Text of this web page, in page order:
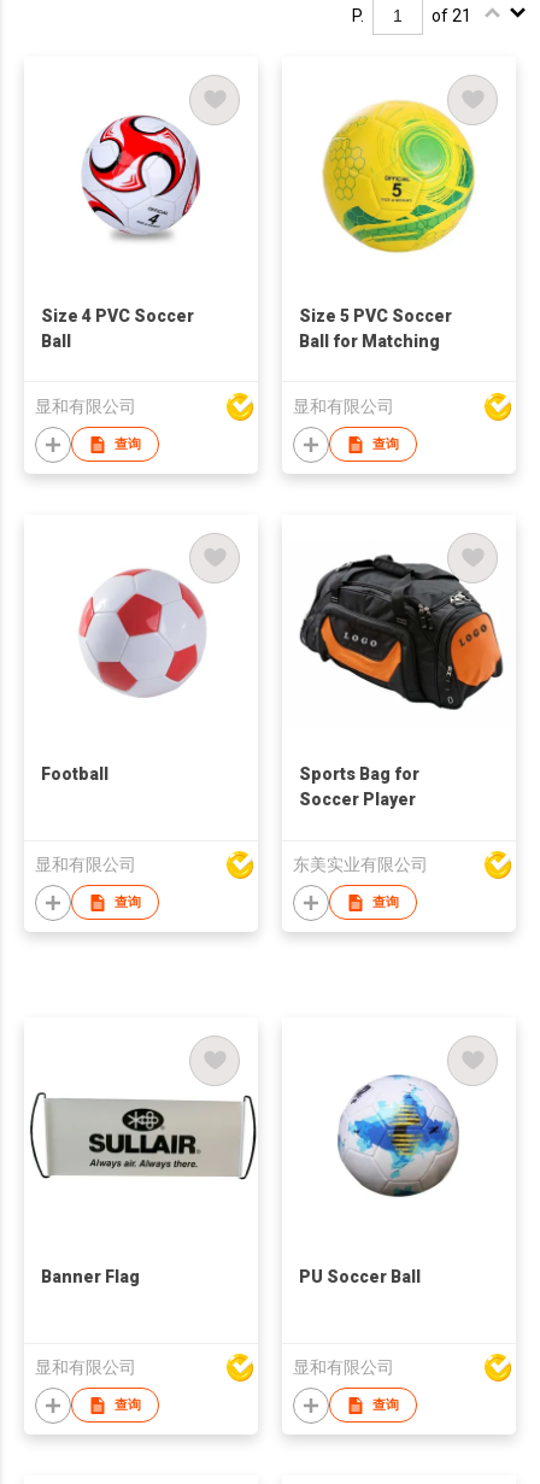
P. of 21
Size 4 PVC Soccer
Ball
显和有限公司
查询
Size 5 PVC Soccer
Ball for Matching
显和有限公司
查询
Football
显和有限公司
查询
Sports Bag for
Soccer Player
东美实业有限公司
查询
Banner Flag
显和有限公司
查询
PU Soccer Ball
显和有限公司
查询